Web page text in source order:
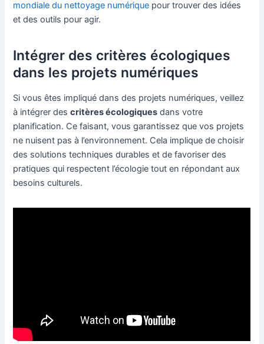
mondiale du nettoyage numérique pour trouver des idées
et des outils pour agir.
Intégrer des critères écologiques
dans les projets numériques
Si vous êtes impliqué dans des projets numériques, veillez
à intégrer descritères écologiques dans votre
planification. Ce faisant, vous garantissez que vos projets
ne nuisent pas à l’environnement. Cela implique de choisir
des solutions techniques durables et de favoriser des
pratiques qui respectent l’écologie tout en répondant aux
besoins culturels.